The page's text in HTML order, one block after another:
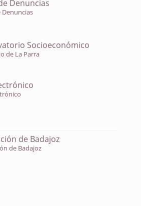
Denuncias
Denuncias
Socioeconómico
de La Parra
de Badajoz
de Badajoz